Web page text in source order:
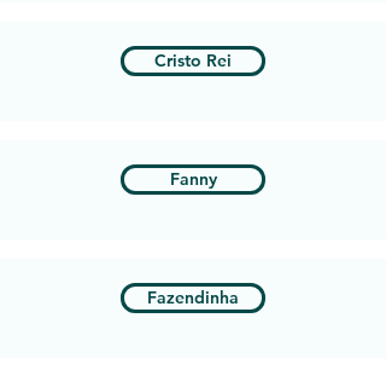
Cristo Rei
Fanny
Fazendinha